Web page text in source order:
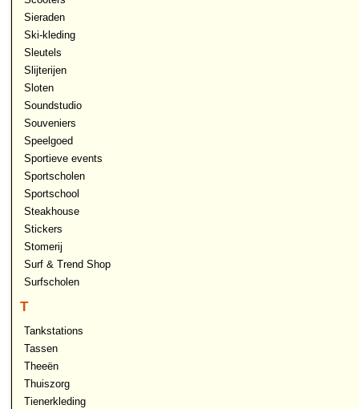
Sieraden
Ski-kleding
Sleutels
Slijterijen
Sloten
Soundstudio
Souveniers
Speelgoed
Sportieve events
Sportscholen
Sportschool
Steakhouse
Stickers
Stomerij
Surf & Trend Shop
Surfscholen
T
Tankstations
Tassen
Theeën
Thuiszorg
Tienerkleding